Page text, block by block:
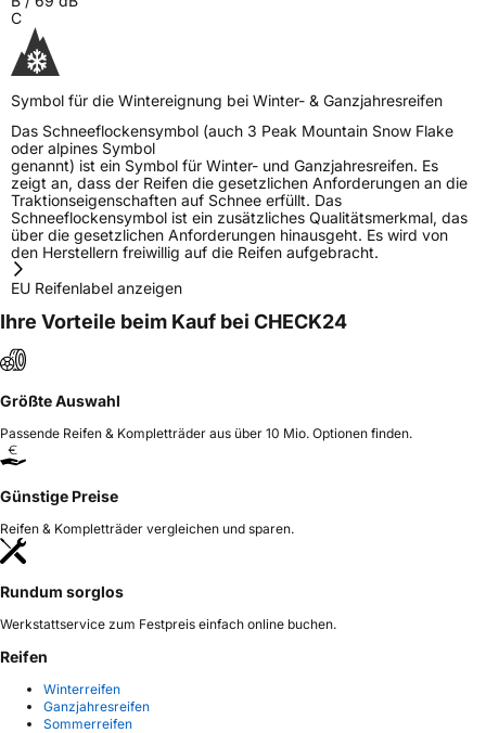
C
Symbol für die Wintereignung bei Winter- & Ganzjahresreifen
Das Schneeflockensymbol (auch 3 Peak Mountain Snow Flake
oder alpines Symbol
genannt) ist ein Symbol für Winter- und Ganzjahresreifen. Es
zeigt an, dass der Reifen die gesetzlichen Anforderungen an die
Traktionseigenschaften auf Schnee erfüllt. Das
Schneeflockensymbol ist ein zusätzliches Qualitätsmerkmal, das
über die gesetzlichen Anforderungen hinausgeht. Es wird von
den Herstellern freiwillig auf die Reifen aufgebracht.
EU Reifenlabel anzeigen
Ihre Vorteile beim Kauf bei CHECK24
Größte Auswahl
Passende Reifen & Kompletträder aus über 10 Mio. Optionen finden.
Günstige Preise
Reifen & Kompletträder vergleichen und sparen.
Rundum sorglos
Werkstattservice zum Festpreis einfach online buchen.
Reifen
Winterreifen
Ganzjahresreifen
Sommerreifen